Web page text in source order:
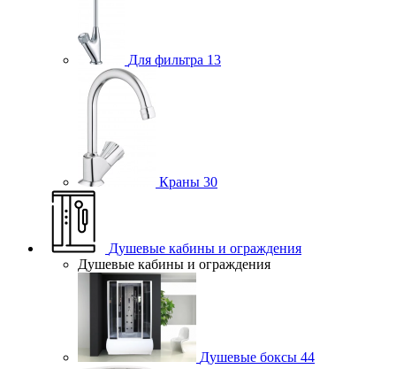
Для фильтра 13
Краны 30
Душевые кабины и ограждения
Душевые кабины и ограждения
Душевые боксы 44